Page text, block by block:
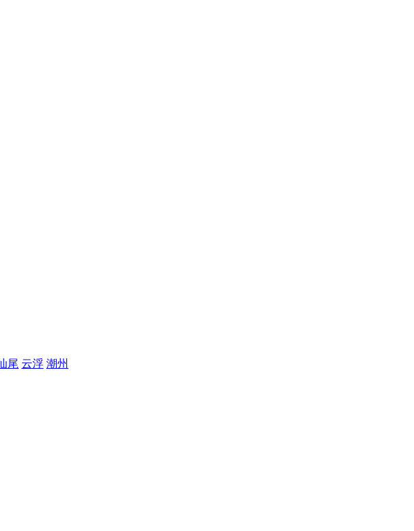
尾 云浮 潮州